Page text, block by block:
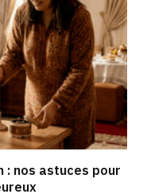
: nos astuces pour